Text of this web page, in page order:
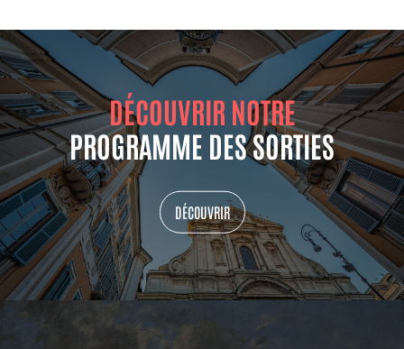
DÉCOUVRIR NOTRE
PROGRAMME DES SORTIES
DÉCOUVRIR